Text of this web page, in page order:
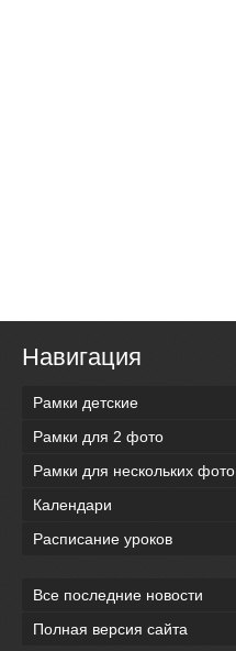
Навигация
Рамки детские
Рамки для 2 фото
Рамки для нескольких фото
Календари
Расписание уроков
Все последние новости
Полная версия сайта